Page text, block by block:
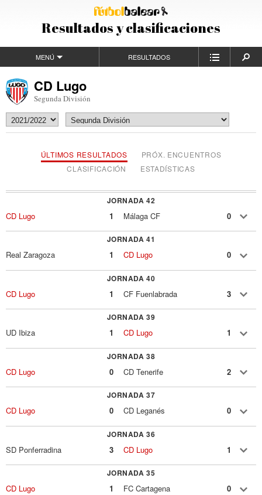
Resultados y clasificaciones
MENÚ RESULTADOS
CD Lugo
Segunda División
ÚLTIMOS RESULTADOS
PRÓX. ENCUENTROS
CLASIFICACIÓN
ESTADÍSTICAS
JORNADA 42
CD Lugo 1 Málaga CF 0
JORNADA 41
Real Zaragoza 1 CD Lugo 0
JORNADA 40
CD Lugo 1 CF Fuenlabrada 3
JORNADA 39
UD Ibiza 1 CD Lugo 1
JORNADA 38
CD Lugo 0 CD Tenerife 2
JORNADA 37
CD Lugo 0 CD Leganés 0
JORNADA 36
SD Ponferradina 3 CD Lugo 1
JORNADA 35
CD Lugo 1 FC Cartagena 0